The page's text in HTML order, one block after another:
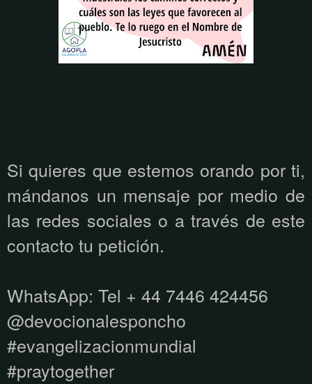
Si quieres que estemos orando por ti,
mándanos un mensaje por medio de
las redes sociales o a través de este
contacto tu petición.
WhatsApp: Tel + 44 7446 424456
@devocionalesponcho
#evangelizacionmundial
#praytogether